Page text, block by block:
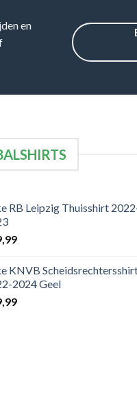
en
RB Leipzig Thuisshirt
KNVB
2024 Geel